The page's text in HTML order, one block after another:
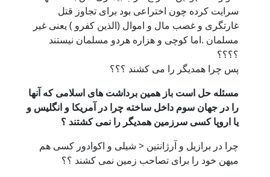
سرایت کرده چون اختراعی بود برای تجاوز قتل
غارتگری و غصب مال و اموال (الذین کفرو ) یعنی غیر
مسلمان .اما کوچی و هزاره هردو مسلمان نیستند
؟؟؟؟
پس چرا همدیگر را می کشند ؟؟؟
مسئله حل است باز همین برداشت های اسلامی که آنها
را در جهان سوم داخل ساخته چرا در آمریکا و انگلیس و
یا اروپا کسی سرزمین همدیگر را نمی کشتند ؟
چرا در برازیل و آرژانتین < شیلی و اکوادور کسی هم
میهن خود را برای تصاحب زمین نمی کشند ؟؟